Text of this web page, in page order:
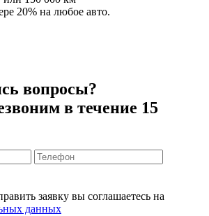
20% на любое авто.
вопросы?
в течение 15
заявку вы соглашаетесь на
данных